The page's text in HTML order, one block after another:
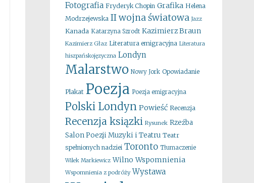
Fotografia Fryderyk Chopin Grafika Helena
Modrzejewska II wojna światowa Jazz
Kanada Katarzyna Szrodt Kazimierz Braun
Kazimierz Głaz Literatura emigracyjna Literatura
hiszpańskojęzyczna Londyn
Malarstwo Nowy Jork Opowiadanie
Plakat Poezja Poezja emigracyjna
Polski Londyn Powieść Recenzja
Recenzja ksiązki Rysunek Rzeźba
Salon Poezji Muzyki i Teatru Teatr
spełnionych nadziei Toronto Tłumaczenie
Wilek Markiewicz Wilno Wspomnienia
Wspomnienia z podróży Wystawa